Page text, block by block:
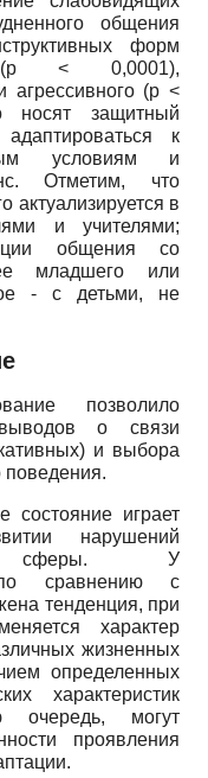
общения
форм
(p< 0,0001),
агрессивного (p<
носят защитный
к
условиям и
Отметим, что
актуализируется в
и учителями;
общения со
младшего или
- с детьми, не
позволило
о связи
и выбора
поведения.
состояние играет
нарушений
сферы. У
по сравнению с
тенденция, при
характер
жизненных
определенных
характеристик
очередь, могут
проявления